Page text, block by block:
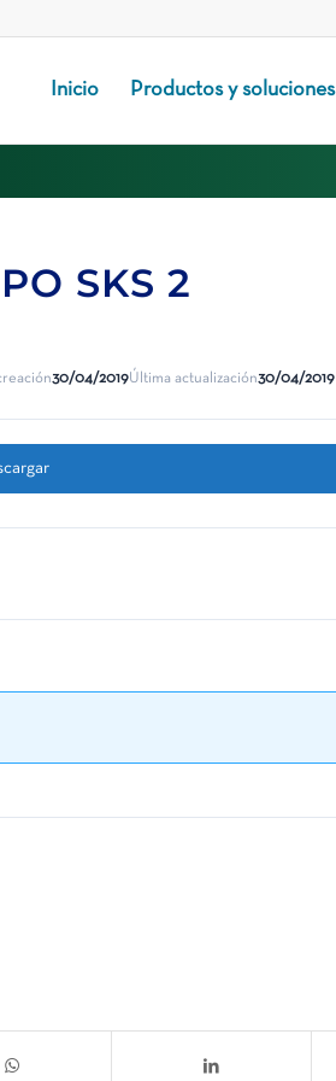
Inicio Productos y soluciones
SKS 2
30/04/2019Última actualización30/04/2019